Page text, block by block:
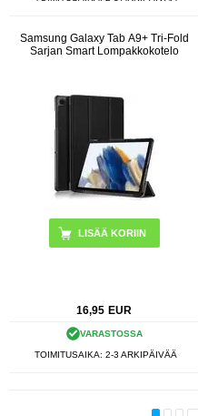
Samsung Galaxy Tab A9+ Tri-Fold
Sarjan Smart Lompakkokotelo
LISÄÄ KORIIN
16,95 EUR
VARASTOSSA
TOIMITUSAIKA: 2-3 ARKIPÄIVÄÄ